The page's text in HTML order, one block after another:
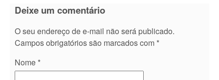
Deixe um comentário
O seu endereço de e-mail não será publicado.
Campos obrigatórios são marcados com *
Nome *